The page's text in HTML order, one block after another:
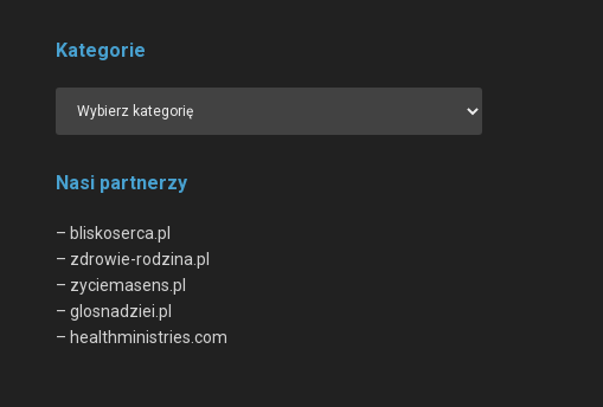
Kategorie
Nasi partnerzy
– bliskoserca.pl
– zdrowie-rodzina.pl
– zyciemasens.pl
– glosnadziei.pl
– healthministries.com